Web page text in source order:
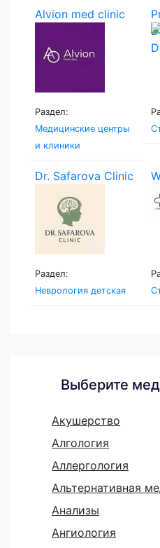
Alvion med clinic
Раздел:
Медицинские центры
и клиники
Dr. Safarova Clinic
Раздел:
Неврология детская
Выберите
Акушерство
Алгология
Аллергология
Альтернативная
Анализы
Ангиология